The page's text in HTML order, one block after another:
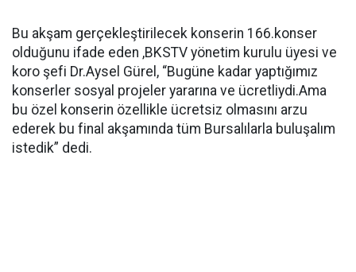
Bu akşam gerçekleştirilecek konserin 166.konser
olduğunu ifade eden ,BKSTV yönetim kurulu üyesi ve
koro şefi Dr.Aysel Gürel, “Bugüne kadar yaptığımız
konserler sosyal projeler yararına ve ücretliydi.Ama
bu özel konserin özellikle ücretsiz olmasını arzu
ederek bu final akşamında tüm Bursalılarla buluşalım
istedik” dedi.